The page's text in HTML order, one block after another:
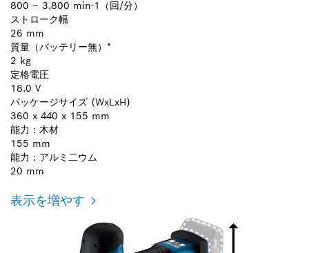
800 – 3,800 min-1（回/分）
ストローク幅
26 mm
質量（バッテリー無）*
2 kg
定格電圧
18.0 V
パッケージサイズ (WxLxH)
360 x 440 x 155 mm
能力：木材
155 mm
能力：アルミ二ウム
20 mm
表示を増やす